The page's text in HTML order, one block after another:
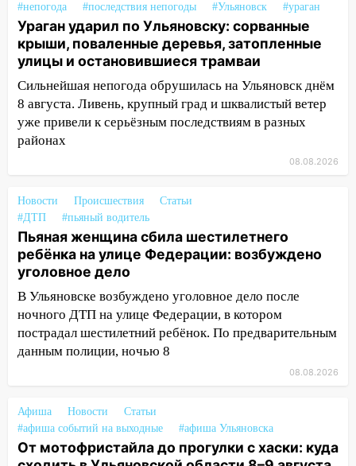
14:14
Студента из Ульяновска обманули
мошенники под видом преподавателя
14:12 Куда жаловаться ульяновцам на
упавшее дерево или затопленную улицу
после непогоды
13:59 В Новом городе ураганным
ветром сорвало опалубку со
как устраняют последствия мощного
шторма
13:49 Стихия продолжает крушить
Ульяновск: дерево рухнуло на дом на
Орджоникидзе
13:47 На Нижней Террасе мощным
ветром вырвало дерево с корнем
Сильный ветер сорвал крышу с
13:35
Непогода продолжает бить по
транспорту: в Ульяновске трамвай
сошёл с рельсов
#непогода
#последствия непогоды #Ульяновск #ураган
Ураган ударил по Ульяновску: сорванные
крыши, поваленные деревья, затопленные
улицы и остановившиеся трамваи
Сильнейшая непогода обрушилась на Ульяновск днём
8 августа. Ливень, крупный град и шквалистый ветер
уже привели к серьёзным последствиям в разных
районах
08.08.2026
Новости Происшествия
Статьи
#ДТП
#пьяный водитель
Пьяная женщина сбила шестилетнего
ребёнка на улице Федерации: возбуждено
уголовное дело
В Ульяновске возбуждено уголовное дело после
ночного ДТП на улице Федерации, в котором
пострадал шестилетний ребёнок. По предварительным
данным полиции, ночью 8
08.08.2026
Афиша Новости
Статьи
#афиша событий на выходные
#афиша Ульяновска
От мотофристайла до прогулки с хаски: куда